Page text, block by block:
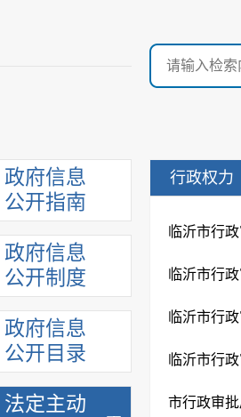
政府信息
公开指南
政府信息
公开制度
政府信息
公开目录
法定主动
行政权力
临沂市行
临沂市行
临沂市行
临沂市行
市行政审